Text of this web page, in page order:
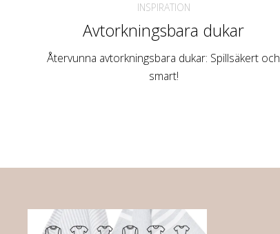
INSPIRATION
Avtorkningsbara dukar
Återvunna avtorkningsbara dukar: Spillsäkert och
smart!